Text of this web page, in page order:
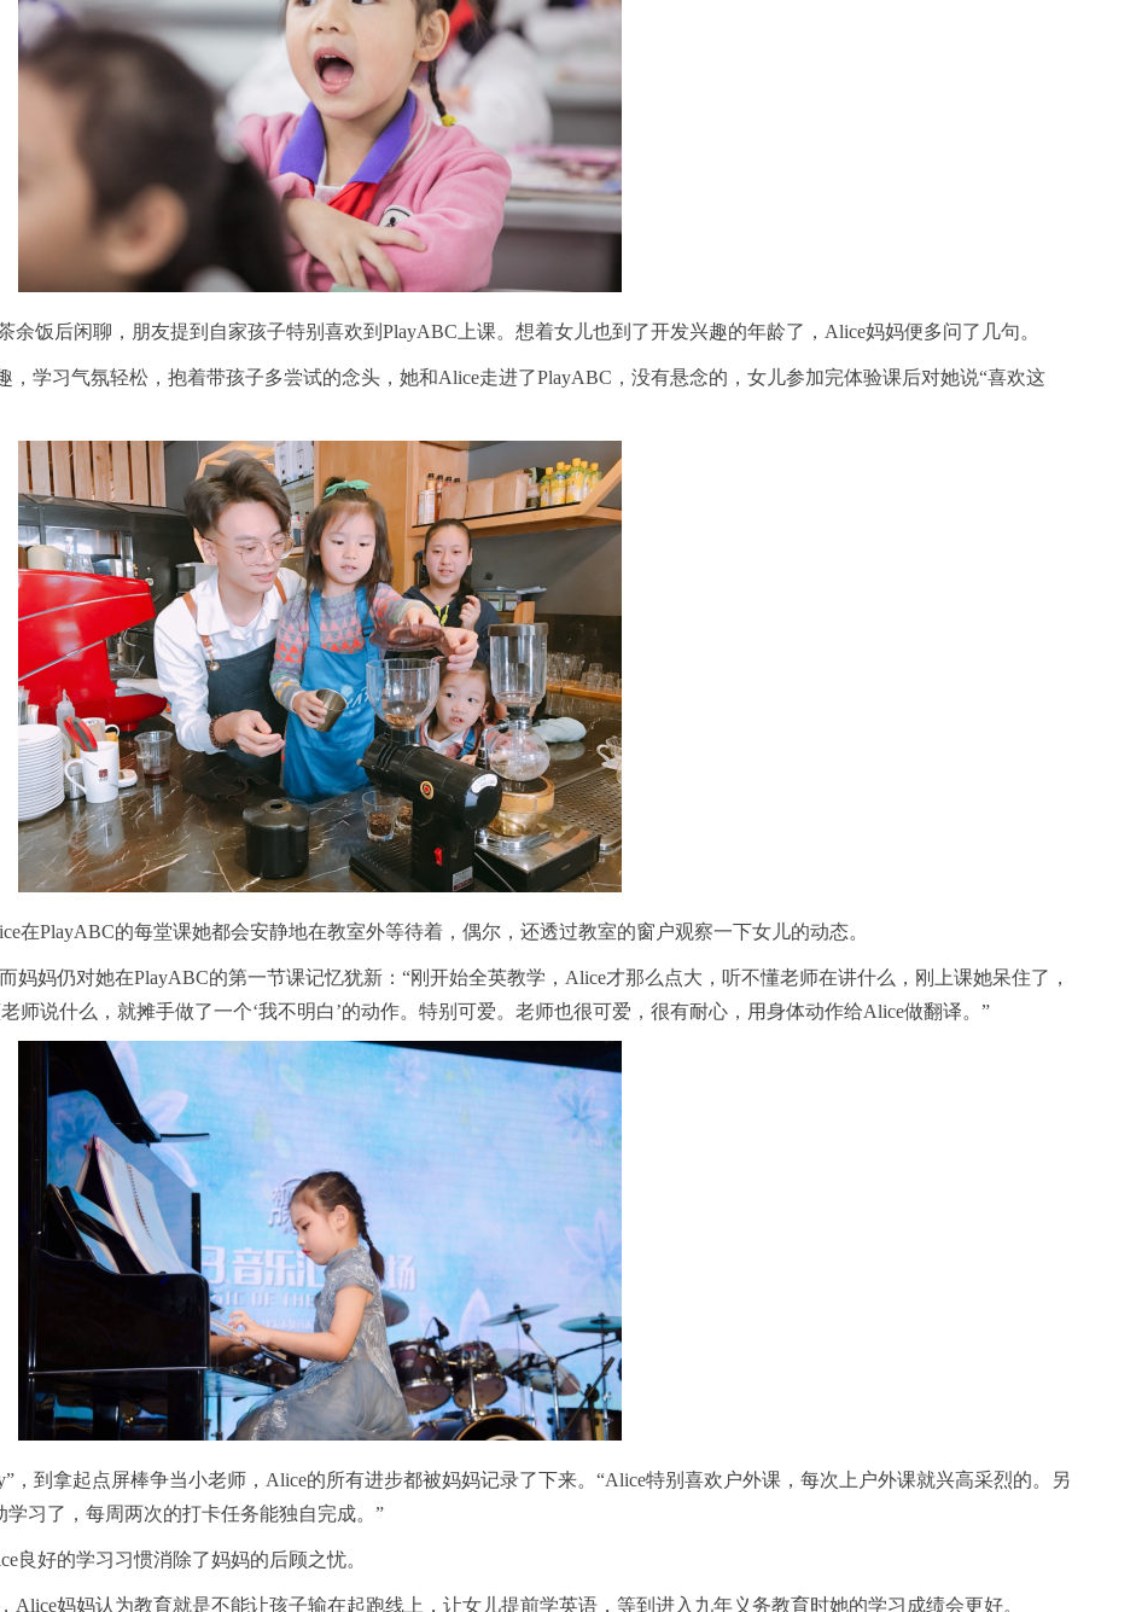
余饭后闲聊，朋友提到自家孩子特别喜欢到PlayABC上课。想着女儿也到了开发兴趣的年龄了，Alice妈妈便多问了几句。
学习气氛轻松，抱着带孩子多尝试的念头，她和Alice走进了PlayABC，没有悬念的，女儿参加完体验课后对她说“喜欢这
在PlayABC的每堂课她都会安静地在教室外等待着，偶尔，还透过教室的窗户观察一下女儿的动态。
妈仍对她在PlayABC的第一节课记忆犹新：“刚开始全英教学，Alice才那么点大，听不懂老师在讲什么，刚上课她呆住了，
师说什么，就摊手做了一个‘我不明白’的动作。特别可爱。老师也很可爱，很有耐心，用身体动作给Alice做翻译。”
，到拿起点屏棒争当小老师，Alice的所有进步都被妈妈记录了下来。“Alice特别喜欢户外课，每次上户外课就兴高采烈的。另
习了，每周两次的打卡任务能独自完成。”
良好的学习习惯消除了妈妈的后顾之忧。
Alice妈妈认为教育就是不能让孩子输在起跑线上，让女儿提前学英语，等到进入九年义务教育时她的学习成绩会更好。